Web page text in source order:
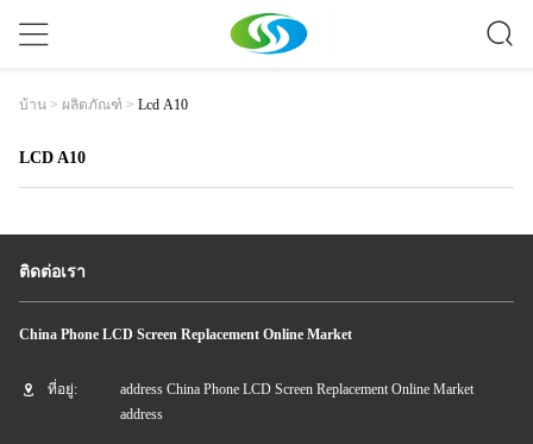
บ้าน > ผลิตภัณฑ์ > Lcd A10
LCD A10
ติดต่อเรา
China Phone LCD Screen Replacement Online Market
ที่อยู่:
address China Phone LCD Screen Replacement Online Market
address